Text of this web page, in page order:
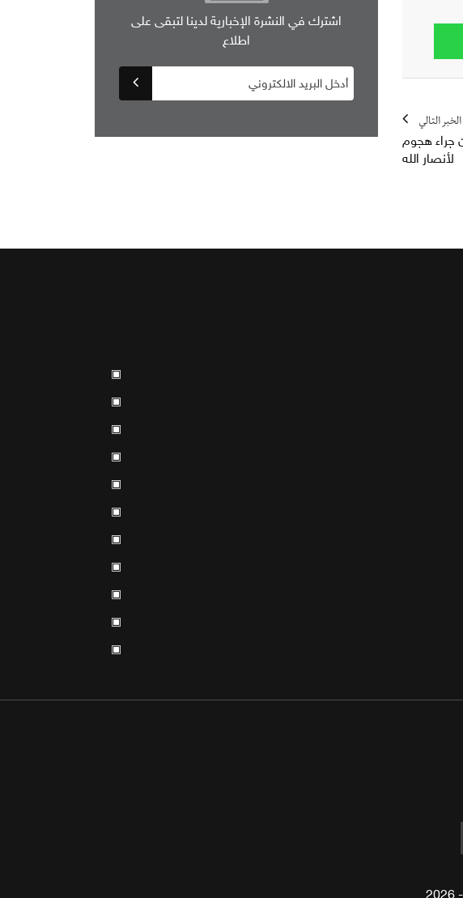
الخبر التالي
في نجران جراء هجوم
لأنصار الله
اشترك في النشرة الإخبارية لدينا لتبقى على
اطلاع
▣
▣
▣
▣
▣
▣
▣
▣
▣
▣
▣